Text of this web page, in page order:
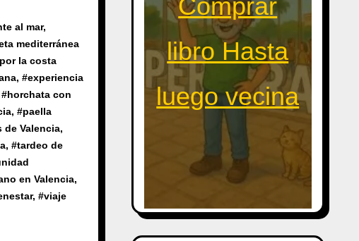
al mar,
mediterránea
la costa
, #experiencia
#horchata con
, #paella
de Valencia,
, #tardeo de
en Valencia,
, #viaje
Comprar
libro Hasta
luego vecina